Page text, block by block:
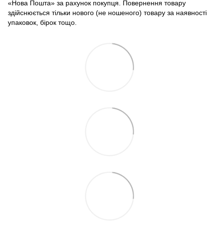
«Нова Пошта» за рахунок покупця. Повернення товару
здійснюється тільки нового (не ношеного) товару за наявності
упаковок, бірок тощо.